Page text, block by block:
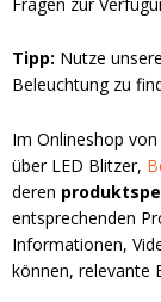
Tipp: Nutze unsere
Beleuchtung zu
Im Onlineshop
über LED Blitzer,
deren
entsprechenden
Informationen,
können, relevante